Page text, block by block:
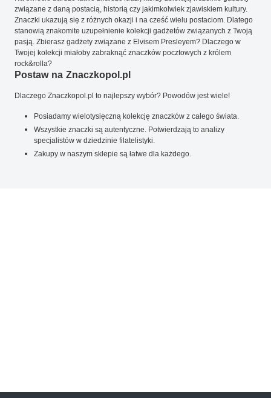
związane z daną postacią, historią czy jakimkolwiek zjawiskiem kultury.
Znaczki ukazują się z różnych okazji i na cześć wielu postaciom. Dlatego
stanowią znakomite uzupełnienie kolekcji gadżetów związanych z Twoją
pasją. Zbierasz gadżety związane z Elvisem Presleyem? Dlaczego w
Twojej kolekcji miałoby zabraknąć znaczków pocztowych z królem
rock&rolla?
Postaw na Znaczkopol.pl
Dlaczego Znaczkopol.pl to najlepszy wybór? Powodów jest wiele!
Posiadamy wielotysięczną kolekcję znaczków z całego świata.
Wszystkie znaczki są autentyczne. Potwierdzają to analizy
specjalistów w dziedzinie filatelistyki.
Zakupy w naszym sklepie są łatwe dla każdego.